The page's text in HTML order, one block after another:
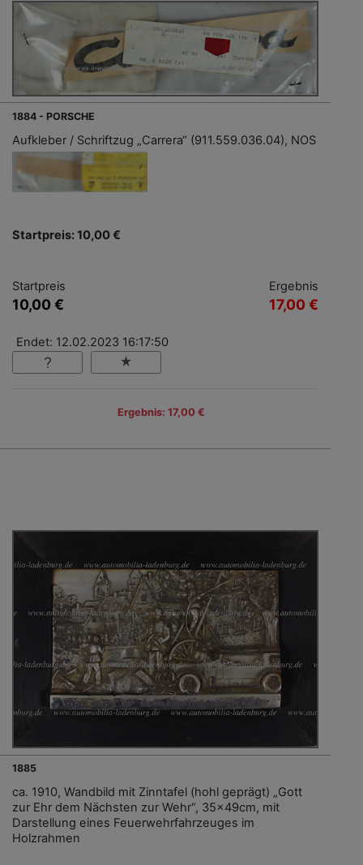
1884 - PORSCHE
Aufkleber / Schriftzug „Carrera“ (911.559.036.04), NOS
Startpreis: 10,00 €
Startpreis
10,00 €
Ergebnis
17,00 €
Endet: 12.02.2023 16:17:50
Ergebnis: 17,00 €
1885
ca. 1910, Wandbild mit Zinntafel (hohl geprägt) „Gott
zur Ehr dem Nächsten zur Wehr“, 35x49cm, mit
Darstellung eines Feuerwehrfahrzeuges im
Holzrahmen